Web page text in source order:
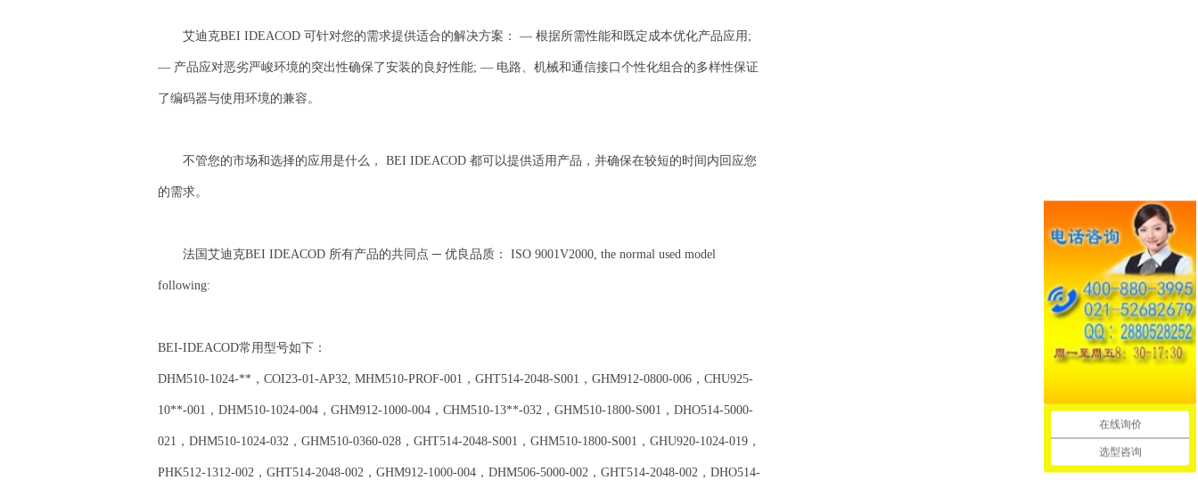
艾迪克BEI IDEACOD 可针对您的需求提供适合的解决方案： — 根据所需性能和既定成本优化产品应用;
— 产品应对恶劣严峻环境的突出性确保了安装的良好性能; — 电路、机械和通信接口个性化组合的多样性保证
了编码器与使用环境的兼容。
不管您的市场和选择的应用是什么， BEI IDEACOD 都可以提供适用产品，并确保在较短的时间内回应您
的需求。
法国艾迪克BEI IDEACOD 所有产品的共同点 ─ 优良品质： ISO 9001V2000, the normal used model
following:
BEI-IDEACOD常用型号如下：
DHM510-1024-**，COI23-01-AP32, MHM510-PROF-001，GHT514-2048-S001，GHM912-0800-006，CHU925-
10**-001，DHM510-1024-004，GHM912-1000-004，CHM510-13**-032，GHM510-1800-S001，DHO514-5000-
021，DHM510-1024-032，GHM510-0360-028，GHT514-2048-S001，GHM510-1800-S001，GHU920-1024-019，
PHK512-1312-002，GHT514-2048-002，GHM912-1000-004，DHM506-5000-002，GHT514-2048-002，DHO514-
在线询价
选型咨询